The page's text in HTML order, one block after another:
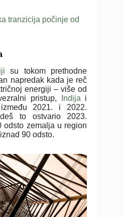
tranzicija počinje od
su tokom prethodne
napredak kada je reč
energiji – više od
pristup,
Indija i
2021. i 2022.
to ostvario 2023.
odsto zemalja u region
90 odsto.